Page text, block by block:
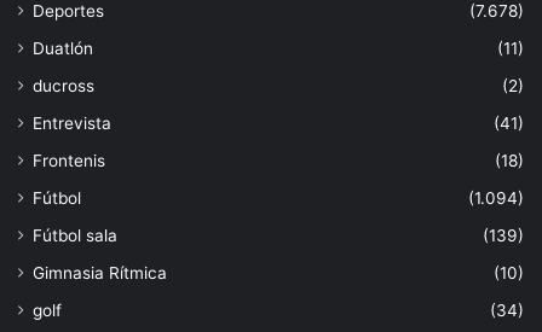
Deportes
(7.678)
Duatlón
(11)
ducross
(2)
Entrevista
(41)
Frontenis
(18)
Fútbol
(1.094)
Fútbol sala
(139)
Gimnasia Rítmica
(10)
golf
(34)